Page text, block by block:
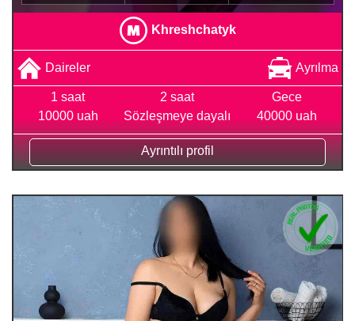
Khreshchatyk
Daireler Ayrılma
1 saat
10000 uah
2 saat
Sözleşmeye dayalı
Gece
40000 uah
Ayrıntılı profil